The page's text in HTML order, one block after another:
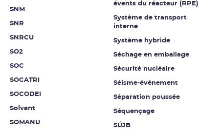
SNM
SNR
SNRCU
SO2
SOC
SOCATRI
SOCODEI
Solvant
SOMANU
évents du réacteur (RPE)
Système de transport
interne
Système hybride
Séchage en emballage
Sécurité nucléaire
Séisme-événement
Séparation poussée
Séquençage
SÚJB